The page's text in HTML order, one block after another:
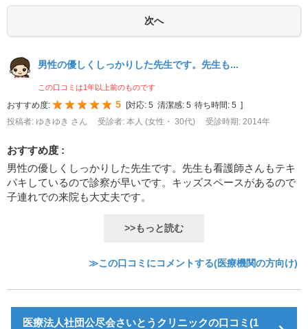
男性の優しくしっかりした先生です。先生も...
この口コミは1年以上前のものです
おすすめ度: 5 [対応: 5 清潔感: 5 待ち時間: 5 ]
投稿者: ゆきゆき さん
受診者: 本人 (女性・ 30代) 受診時期: 2014年
おすすめ度 :
男性の優しくしっかりした先生です。先生も看護師さんもテキ
パキしているので診察が早いです。キッズスペースがあるので
子連れでの来院も大丈夫です。
>>もっと読む
≫この口コミにコメントする(医療機関の方向け)
医療法人社団公尽会さいとうクリニックの口コミ(1